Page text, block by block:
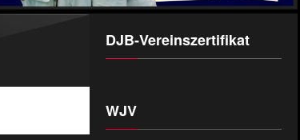
DJB-Vereinszertifikat
WJV